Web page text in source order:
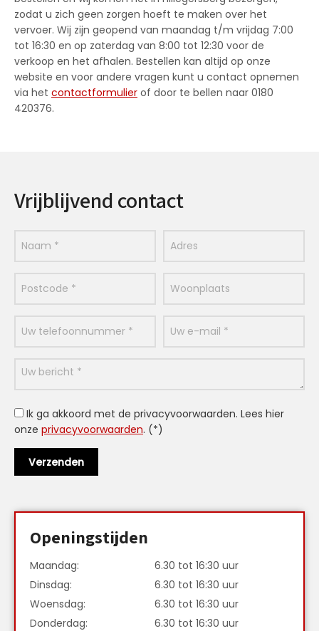
zodat u zich geen zorgen hoeft te maken over het
vervoer. Wij zijn geopend van maandag t/m vrijdag 7:00
tot 16:30 en op zaterdag van 8:00 tot 12:30 voor de
verkoop en het afhalen. Bestellen kan altijd op onze
website en voor andere vragen kunt u contact opnemen
via het contactformulier of door te bellen naar 0180
420376.
Vrijblijvend contact
Ik ga akkoord met de privacyvoorwaarden. Lees hier
onze privacyvoorwaarden. (*)
Openingstijden
Maandag:
6.30 tot 16:30 uur
Dinsdag:
6.30 tot 16:30 uur
Woensdag:
6.30 tot 16:30 uur
Donderdag:
6.30 tot 16:30 uur